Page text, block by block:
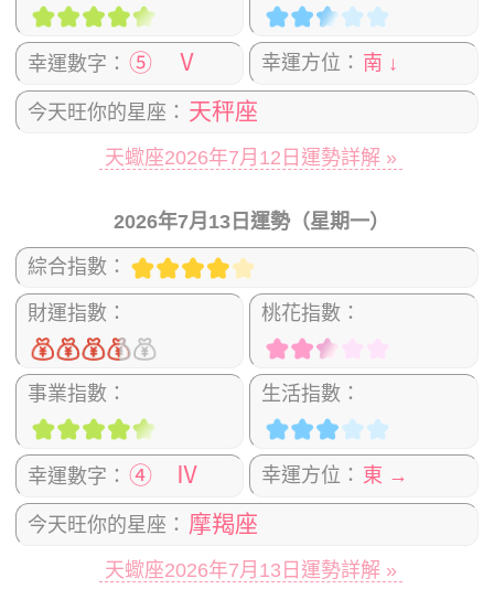
幸運數字： ⑤ Ⅴ 幸運方位： 南 ↓
今天旺你的星座： 天秤座
天蠍座2026年7月12日運勢詳解 »
2026年7月13日運勢（星期一）
綜合指數：
財運指數： 桃花指數：
事業指數： 生活指數：
幸運數字： ④ Ⅳ 幸運方位： 東 →
今天旺你的星座： 摩羯座
天蠍座2026年7月13日運勢詳解 »